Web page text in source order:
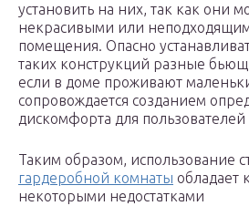
установить на них, так как они
некрасивыми или
помещения. Опасно
таких конструкций разные
если в доме проживают
сопровождается созданием
дискомфорта для
Таким образом, использование
гардеробной комнаты обладает
некоторыми недостатками